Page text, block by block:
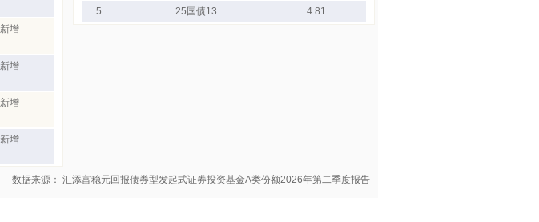
新增
新增
新增
新增
5 25国债13 4.81
数据来源： 汇添富稳元回报债券型发起式证券投资基金A类份额2026年第二季度报告